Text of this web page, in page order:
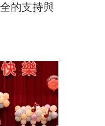
的支持與